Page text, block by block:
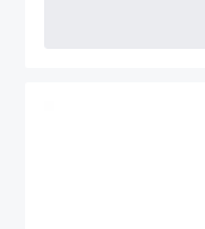
mit Geschichte und
kennt man Lambrusco
Lambrusco
Rangone (MO),
Silber Merum: 2
-